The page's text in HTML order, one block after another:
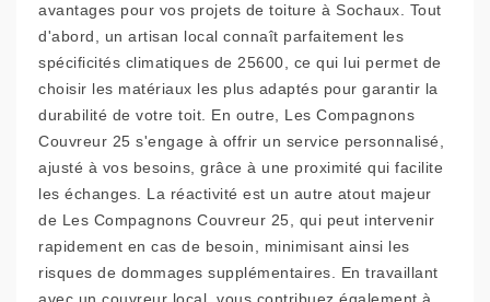
avantages pour vos projets de toiture à Sochaux. Tout
d'abord, un artisan local connaît parfaitement les
spécificités climatiques de 25600, ce qui lui permet de
choisir les matériaux les plus adaptés pour garantir la
durabilité de votre toit. En outre, Les Compagnons
Couvreur 25 s'engage à offrir un service personnalisé,
ajusté à vos besoins, grâce à une proximité qui facilite
les échanges. La réactivité est un autre atout majeur
de Les Compagnons Couvreur 25, qui peut intervenir
rapidement en cas de besoin, minimisant ainsi les
risques de dommages supplémentaires. En travaillant